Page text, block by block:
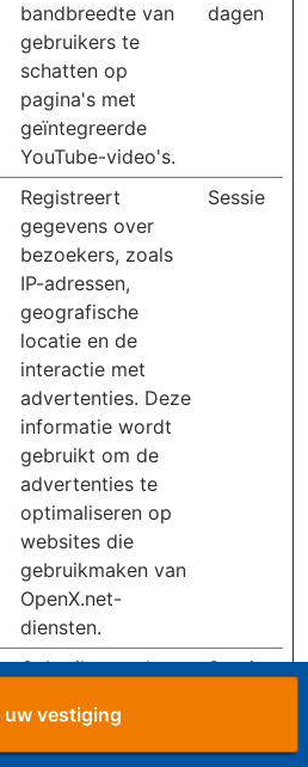
uw vestiging
bandbreedte van
gebruikers te
schatten op
pagina's met
geïntegreerde
YouTube-video's.
dagen
Registreert
gegevens over
bezoekers, zoals
IP-adressen,
geografische
locatie en de
interactie met
advertenties. Deze
informatie wordt
gebruikt om de
advertenties te
optimaliseren op
websites die
gebruikmaken van
OpenX.net-
diensten.
Sessie
Gebruikt om de
inhoud en
advertenties te
Sessie